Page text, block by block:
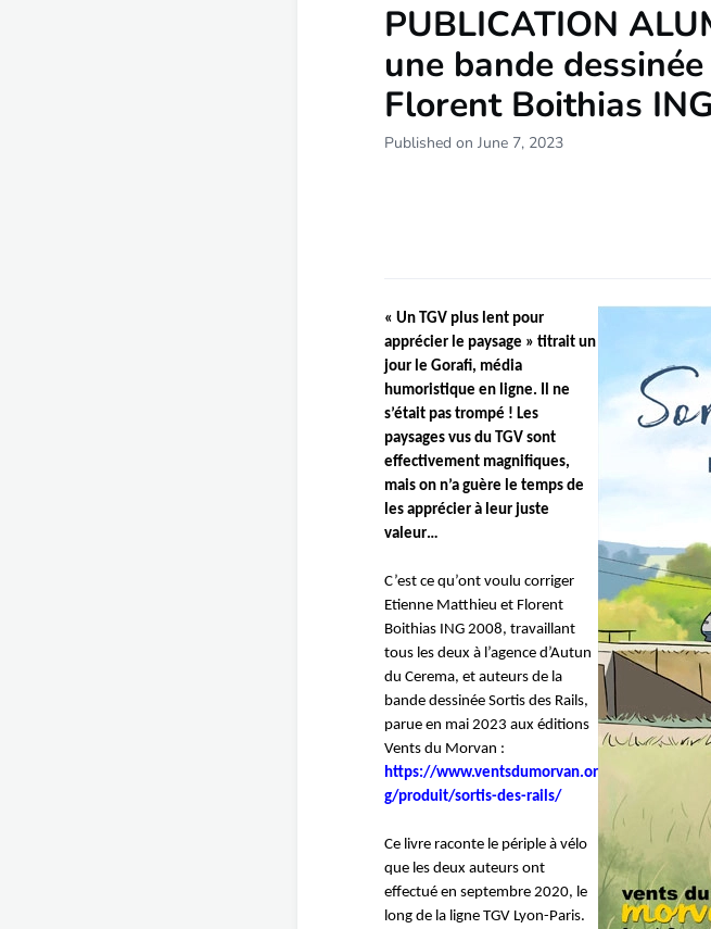
PUBLICATION
une bande
Florent Boithias
Published on June 7, 2023
« Un TGV plus lent pour
apprécier le paysage » titrait un
jour le Gorafi, média
humoristique en ligne. Il ne
s’était pas trompé ! Les
paysages vus du TGV sont
effectivement magnifiques,
mais on n’a guère le temps de
les apprécier à leur juste
valeur…
C’est ce qu’ont voulu corriger
Etienne Matthieu et Florent
Boithias ING 2008, travaillant
tous les deux à l’agence d’Autun
du Cerema, et auteurs de la
bande dessinée Sortis des Rails,
parue en mai 2023 aux éditions
Vents du Morvan :
https://www.ventsdumorvan.or
g/produit/sortis-des-rails/
Ce livre raconte le périple à vélo
que les deux auteurs ont
effectué en septembre 2020, le
long de la ligne TGV Lyon-Paris.